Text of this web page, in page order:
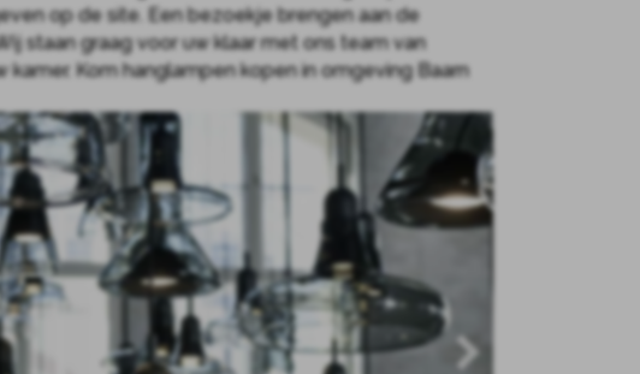
op de site. Een bezoekje brengen aan de
staan graag voor uw klaar met ons team van
Kom hanglampen kopen in omgeving Baarn